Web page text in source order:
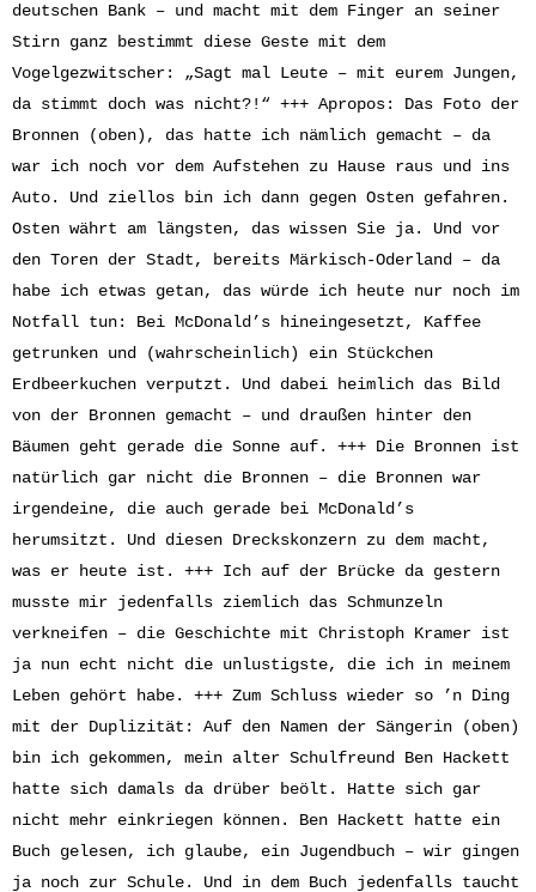
deutschen Bank – und macht mit dem Finger an seiner
Stirn ganz bestimmt diese Geste mit dem
Vogelgezwitscher: „Sagt mal Leute – mit eurem Jungen,
da stimmt doch was nicht?!“ +++ Apropos: Das Foto der
Bronnen (oben), das hatte ich nämlich gemacht – da
war ich noch vor dem Aufstehen zu Hause raus und ins
Auto. Und ziellos bin ich dann gegen Osten gefahren.
Osten währt am längsten, das wissen Sie ja. Und vor
den Toren der Stadt, bereits Märkisch-Oderland – da
habe ich etwas getan, das würde ich heute nur noch im
Notfall tun: Bei McDonald’s hineingesetzt, Kaffee
getrunken und (wahrscheinlich) ein Stückchen
Erdbeerkuchen verputzt. Und dabei heimlich das Bild
von der Bronnen gemacht – und draußen hinter den
Bäumen geht gerade die Sonne auf. +++ Die Bronnen ist
natürlich gar nicht die Bronnen – die Bronnen war
irgendeine, die auch gerade bei McDonald’s
herumsitzt. Und diesen Dreckskonzern zu dem macht,
was er heute ist. +++ Ich auf der Brücke da gestern
musste mir jedenfalls ziemlich das Schmunzeln
verkneifen – die Geschichte mit Christoph Kramer ist
ja nun echt nicht die unlustigste, die ich in meinem
Leben gehört habe. +++ Zum Schluss wieder so ’n Ding
mit der Duplizität: Auf den Namen der Sängerin (oben)
bin ich gekommen, mein alter Schulfreund Ben Hackett
hatte sich damals da drüber beölt. Hatte sich gar
nicht mehr einkriegen können. Ben Hackett hatte ein
Buch gelesen, ich glaube, ein Jugendbuch – wir gingen
ja noch zur Schule. Und in dem Buch jedenfalls taucht